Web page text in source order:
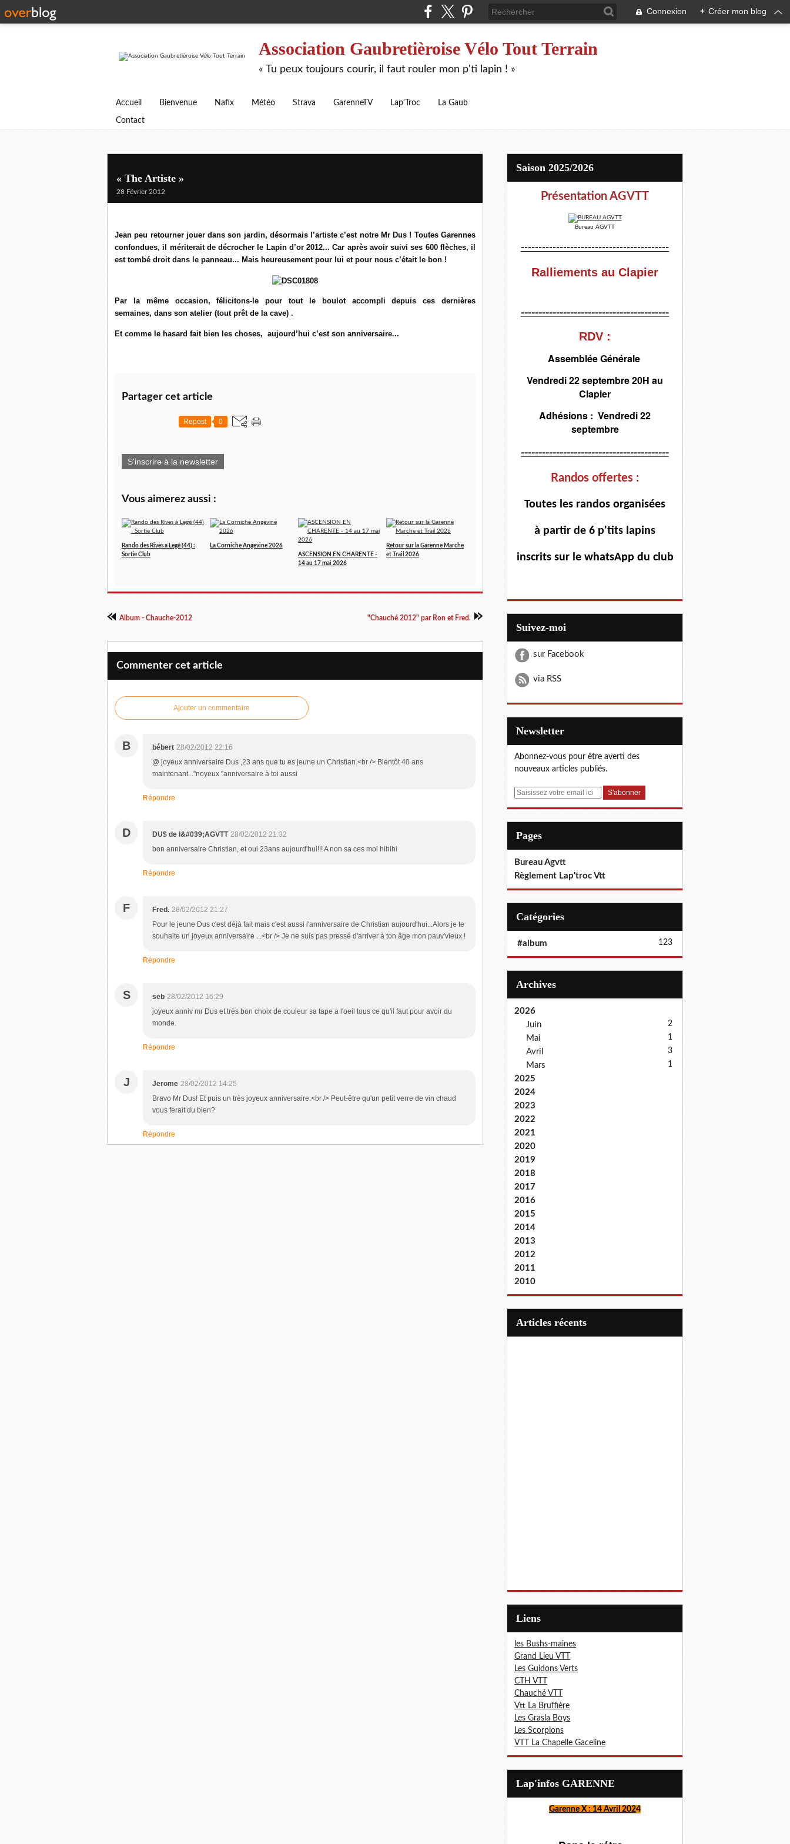
Connexion + Créer mon blog
Association Gaubretièroise Vélo Tout Terrain
« Tu peux toujours courir, il faut rouler mon p'ti lapin ! »
Accueil Bienvenue Nafix Météo Strava GarenneTV Lap'Troc La Gaub
Contact
« The Artiste »
28 Février 2012
Jean peu retourner jouer dans son jardin, désormais l’artiste c’est notre Mr Dus ! Toutes Garennes
confondues, il mériterait de décrocher le Lapin d’or 2012...Car après avoir suivi ses 600 flèches, il
est tombé droit dans le panneau... Mais heureusement pour lui et pour nous c’était le bon !
Par la même occasion, félicitons-le pour tout le boulot accompli depuis ces dernières
semaines, dans son atelier (tout prêt de la cave) .
Et comme le hasard fait bien les choses, aujourd’hui c’est son anniversaire...
Partager cet article
Repost 0
S'inscrire à la newsletter
Vous aimerez aussi :
Rando des Rives à Legé (44) :
Sortie Club
La Corniche Angevine 2026
ASCENSION EN CHARENTE -
14 au 17 mai 2026
Retour sur la Garenne Marche
et Trail 2026
Album - Chauche-2012 "Chauché 2012" par Ron et Fred.
Commenter cet article
Ajouter un commentaire
B bébert 28/02/2012 22:16
@ joyeux anniversaire Dus ,23 ans que tu es jeune un Christian.<br /> Bientôt 40 ans
maintenant..."noyeux "anniversaire à toi aussi
Répondre
D DU$ de l&#039;AGVTT 28/02/2012 21:32
bon anniversaire Christian, et oui 23ans aujourd'hui!!! A non sa ces moi hihihi
Répondre
F Fred. 28/02/2012 21:27
Pour le jeune Dus c'est déjà fait mais c'est aussi l'anniversaire de Christian aujourd'hui...Alors je te
souhaite un joyeux anniversaire ...<br /> Je ne suis pas pressé d'arriver à ton âge mon pauv'vieux !
Répondre
S seb 28/02/2012 16:29
joyeux anniv mr Dus et très bon choix de couleur sa tape a l'oeil tous ce qu'il faut pour avoir du
monde.
Répondre
J Jerome 28/02/2012 14:25
Bravo Mr Dus! Et puis un très joyeux anniversaire.<br /> Peut-être qu'un petit verre de vin chaud
vous ferait du bien?
Répondre
Saison 2025/2026
Présentation AGVTT
Bureau AGVTT
------------------------------------------
Ralliements au Clapier
------------------------------------------
RDV :
Assemblée Générale
Vendredi 22 septembre 20H au
Clapier
Adhésions : Vendredi 22
septembre
------------------------------------------
Randos offertes :
Toutes les randos organisées
à partir de 6 p'tits lapins
inscrits sur le whatsApp du club
Suivez-moi
sur Facebook
via RSS
Newsletter
Abonnez-vous pour être averti des
nouveaux articles publiés.
E
Pages
Bureau Agvtt
Règlement Lap'troc Vtt
Catégories
#album 123
Archives
2026
Juin
2
Mai 1
Avril 3
Mars 1
2025
2024
2023
2022
2021
2020
2019
2018
2017
2016
2015
2014
2013
2012
2011
2010
articles récents
Liens
les Bushs-maines
Grand Lieu VTT
Les Guidons Verts
CTH VTT
Chauché VTT
Vtt La Bruffière
Les Grasla Boys
Les Scorpions
VTT La Chapelle Gaceline
Lap'infos GARENNE
Garenne X : 14 Avril 2024